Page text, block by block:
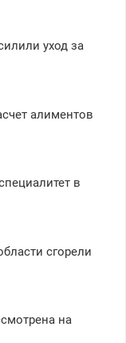
уход за
алиментов
в
сгорели
на